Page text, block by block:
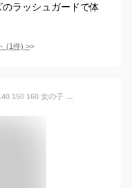
ラッシュガードで体
(1件) >
[Dumia] スクール水着 女の子 水着 140 150 160 女の子 セパレート トップス ショートパンツ スカート ラッシュガード 3点セット ウエストゴム 着やすい UVカット スポーティー 水泳授業 小学生 中学生 高校生 露出控えめ (JP, 身長, 140, ブラック（type1）)